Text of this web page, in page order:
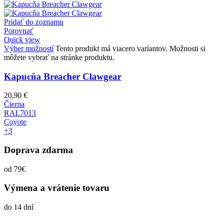
Pridať do zoznamu
Porovnať
Quick view
Výber možností Tento produkt má viacero variantov. Možnosti si
môžete vybrať na stránke produktu.
Kapucňa Breacher Clawgear
20,90 €
Čierna
RAL7013
Coyote
+3
Doprava zdarma
od 79€
Výmena a vrátenie tovaru
do 14 dní